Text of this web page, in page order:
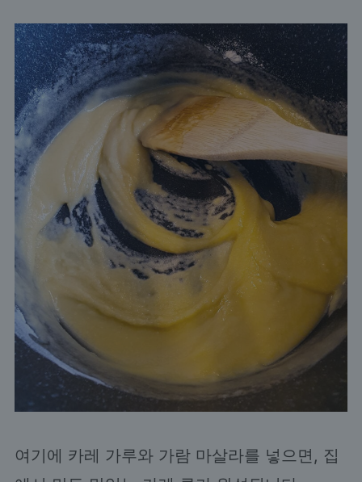
여기에 카레 가루와 가람 마살라를 넣으면, 집